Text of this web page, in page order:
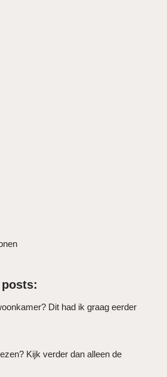
Dit had ik graag eerder
Kijk verder dan alleen de